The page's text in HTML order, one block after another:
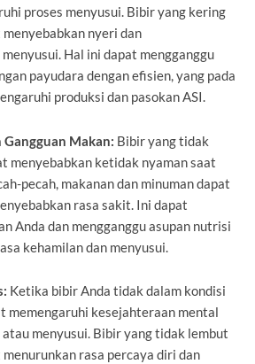
proses menyusui. Bibir yang kering
nyeri dan
Hal ini dapat mengganggu
payudara dengan efisien, yang pada
produksi dan pasokan ASI.
Makan: Bibir yang tidak
menyebabkan ketidak nyaman saat
pecah, makanan dan minuman dapat
rasa sakit. Ini dapat
Anda dan mengganggu asupan nutrisi
kehamilan dan menyusui.
Ketika bibir Anda tidak dalam kondisi
memengaruhi kesejahteraan mental
menyusui. Bibir yang tidak lembut
rasa percaya diri dan